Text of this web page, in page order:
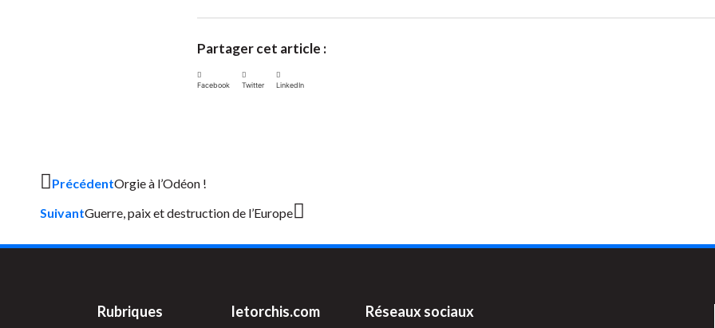
Partager cet article :
Facebook Twitter LinkedIn
PrécédentOrgie à l’Odéon !
SuivantGuerre, paix et destruction de l’Europe
Rubriques letorchis.com Réseaux sociaux